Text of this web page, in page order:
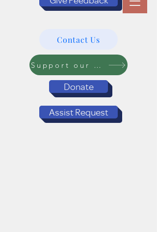
Contact Us
Support our Programs
Donate
Assist Request